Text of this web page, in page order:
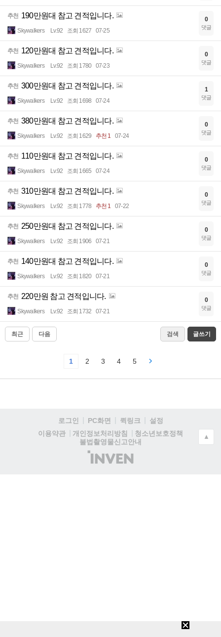
추천 190만원대 참고 견적입니다.
Skywalkers Lv.92 조회 1627 07-25
0
댓글
추천 120만원대 참고 견적입니다.
Skywalkers Lv.92 조회 1780 07-23
0
댓글
추천 300만원대 참고 견적입니다.
Skywalkers Lv.92 조회 1698 07-24
1
댓글
추천 380만원대 참고 견적입니다.
Skywalkers Lv.92 조회 1629 추천 1 07-24
0
댓글
추천 110만원대 참고 견적입니다.
Skywalkers Lv.92 조회 1665 07-24
0
댓글
추천 310만원대 참고 견적입니다.
Skywalkers Lv.92 조회 1778 추천 1 07-22
0
댓글
추천 250만원대 참고 견적입니다.
Skywalkers Lv.92 조회 1906 07-21
0
댓글
추천 140만원대 참고 견적입니다.
Skywalkers Lv.92 조회 1820 07-21
0
댓글
추천 220만원 참고 견적입니다.
Skywalkers Lv.92 조회 1732 07-21
0
댓글
최근 다음 검색 글쓰기
1 2 3 4 5
로그인 PC화면 퀵링크
설정
이용약관
개인정보처리방침
청소년보호정책
불법촬영물신고안내
(주)
인
▲